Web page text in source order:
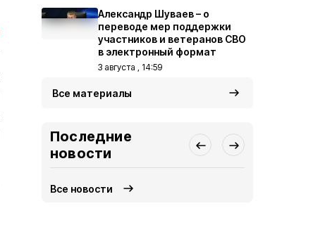
Александр Шуваев – о
переводе мер поддержки
участников и ветеранов СВО
в электронный формат
3 августа , 14:59
Все материалы
Последние
новости
Все новости